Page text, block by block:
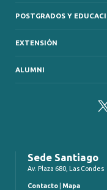
POSTGRADOS Y
EXTENSIÓN
ALUMNI
Sede Santiago
Av. Plaza 680, Las Condes
Contacto Mapa